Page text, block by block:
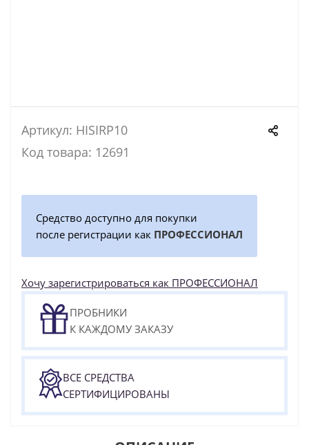
Артикул: HISIRP10
Код товара: 12691
Средство доступно для покупки
после регистрации как ПРОФЕССИОНАЛ
Хочу зарегистрироваться как ПРОФЕССИОНАЛ
ПРОБНИКИ
К КАЖДОМУ ЗАКАЗУ
ВСЕ СРЕДСТВА
СЕРТИФИЦИРОВАНЫ